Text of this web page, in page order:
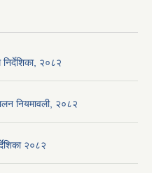
२०८२
नियमावली, २०८२
२०८२